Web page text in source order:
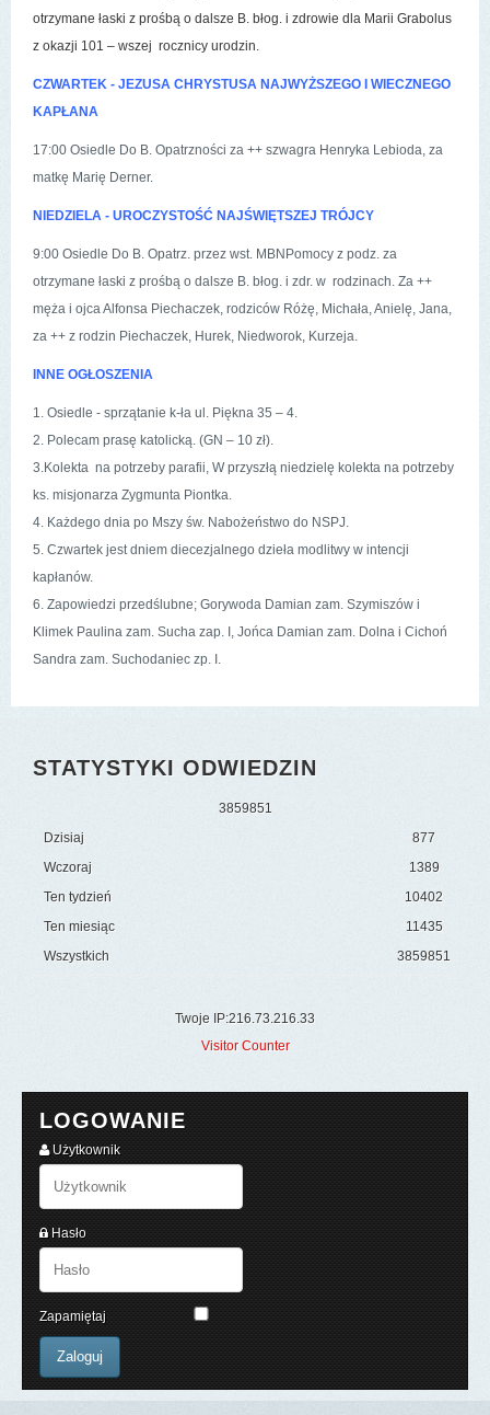
otrzymane łaski z prośbą o dalsze B. błog. i zdrowie dla Marii Grabolus
z okazji 101 – wszej rocznicy urodzin.
CZWARTEK - JEZUSA CHRYSTUSA NAJWYŻSZEGO I WIECZNEGO
KAPŁANA
17:00 Osiedle Do B. Opatrzności za ++ szwagra Henryka Lebioda, za
matkę Marię Derner.
NIEDZIELA - UROCZYSTOŚĆ NAJŚWIĘTSZEJ TRÓJCY
9:00 Osiedle Do B. Opatrz. przez wst. MBNPomocy z podz. za
otrzymane łaski z prośbą o dalsze B. błog. i zdr. w rodzinach. Za ++
męża i ojca Alfonsa Piechaczek, rodziców Różę, Michała, Anielę, Jana,
za ++ z rodzin Piechaczek, Hurek, Niedworok, Kurzeja.
INNE OGŁOSZENIA
1. Osiedle - sprzątanie k-ła ul. Piękna 35 – 4.
2. Polecam prasę katolicką. (GN – 10 zł).
3.Kolekta na potrzeby parafii, W przyszłą niedzielę kolekta na potrzeby
ks. misjonarza Zygmunta Piontka.
4. Każdego dnia po Mszy św. Nabożeństwo do NSPJ.
5. Czwartek jest dniem diecezjalnego dzieła modlitwy w intencji
kapłanów.
6. Zapowiedzi przedślubne; Gorywoda Damian zam. Szymiszów i
Klimek Paulina zam. Sucha zap. I, Jońca Damian zam. Dolna i Cichoń
Sandra zam. Suchodaniec zp. I.
STATYSTYKI ODWIEDZIN
3859851
Dzisiaj
Wczoraj
Ten tydzień
Ten miesiąc
Wszystkich
877
1389
10402
11435
3859851
Twoje IP:216.73.216.33
Visitor Counter
LOGOWANIE
Użytkownik
Hasło
Zapamiętaj